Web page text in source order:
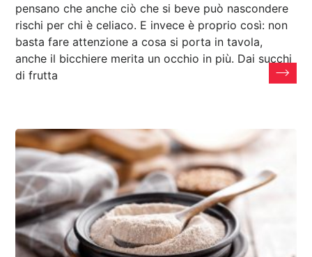
pensano che anche ciò che si beve può nascondere
rischi per chi è celiaco. E invece è proprio così: non
basta fare attenzione a cosa si porta in tavola,
anche il bicchiere merita un occhio in più. Dai succhi
di frutta